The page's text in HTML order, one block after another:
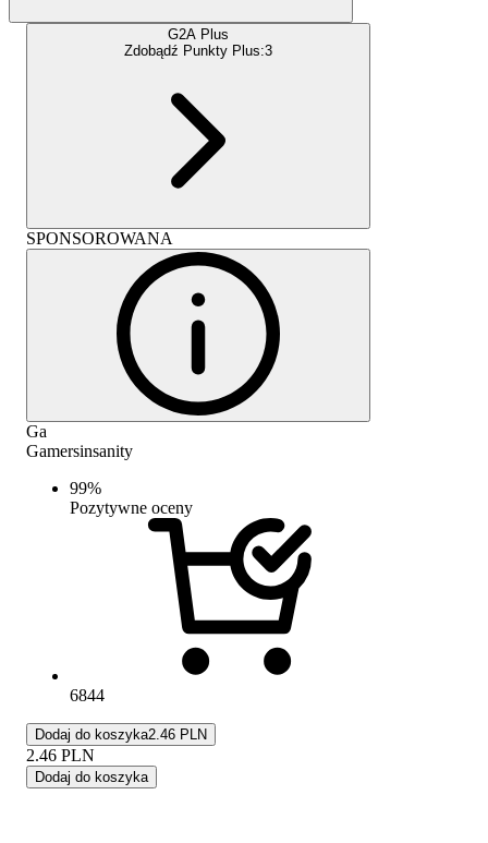
G2A Plus
Zdobądź Punkty Plus:3
SPONSOROWANA
Ga
Gamersinsanity
99%
Pozytywne oceny
6844
Dodaj do koszyka2.46 PLN
2.46 PLN
Dodaj do koszyka